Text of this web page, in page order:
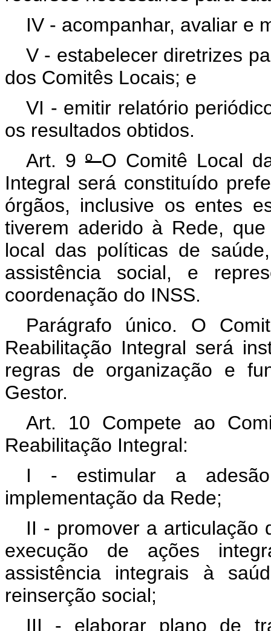
IV - acompanhar, avaliar e
V - estabelecer diretrizes
dos Comitês Locais; e
VI - emitir relatório
os resultados obtidos.
Art. 9 ºO Comitê Local
Integral será constituído
órgãos, inclusive os entes
tiverem aderido à Rede,
local das políticas de
assistência social, e
coordenação do INSS.
Parágrafo único. O
Reabilitação Integral será
regras de organização e
Gestor.
Art. 10 Compete ao
Reabilitação Integral:
I - estimular a
implementação da Rede;
II - promover a articulação
execução de ações
assistência integrais à
reinserção social;
III - elaborar plano de